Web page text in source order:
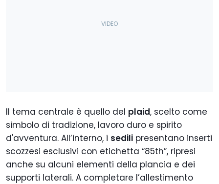
Il tema centrale è quello del plaid, scelto come
simbolo di tradizione, lavoro duro e spirito
d'avventura. All’interno, i sedili presentano inserti
scozzesi esclusivi con etichetta “85th”, ripresi
anche su alcuni elementi della plancia e dei
supporti laterali. A completare l’allestimento